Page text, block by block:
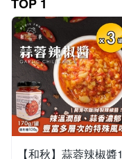
【和秋】蒜蓉辣椒醬1